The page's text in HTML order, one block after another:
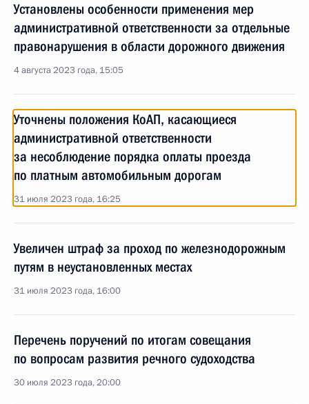
Установлены особенности применения мер
административной ответственности за отдельные
правонарушения в области дорожного движения
4 августа 2023 года, 15:05
Уточнены положения КоАП, касающиеся
административной ответственности
за несоблюдение порядка оплаты проезда
по платным автомобильным дорогам
31 июля 2023 года, 16:25
Увеличен штраф за проход по железнодорожным
путям в неустановленных местах
31 июля 2023 года, 16:00
Перечень поручений по итогам совещания
по вопросам развития речного судоходства
30 июля 2023 года, 20:00